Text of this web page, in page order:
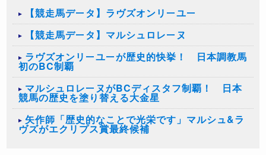
【競走馬データ】ラヴズオンリーユー
【競走馬データ】マルシュロレーヌ
ラヴズオンリーユーが歴史的快挙！ 日本調教馬
初のBC制覇
マルシュロレーヌがBCディスタフ制覇！ 日本
競馬の歴史を塗り替える大金星
矢作師「歴史的なことで光栄です」マルシュ&ラ
ヴズがエクリプス賞最終候補